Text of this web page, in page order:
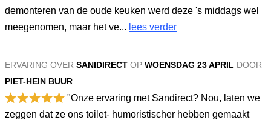
demonteren van de oude keuken werd deze 's middags wel
meegenomen, maar het ve... lees verder
ERVARING OVER SANIDIRECT OP WOENSDAG 23 APRIL DOOR
PIET-HEIN BUUR
"Onze ervaring met Sandirect? Nou, laten we
zeggen dat ze ons toilet- humoristischer hebben gemaakt